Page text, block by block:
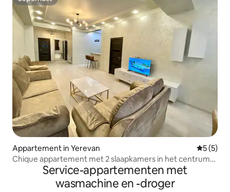
Superhost
Appartement in Yerevan
5 (5)
Chique appartement met 2 slaapkamers in het centrum
van JerevanService-appartementen met
wasmachine en -droger